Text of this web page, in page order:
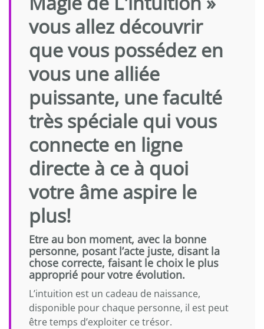
vous allez découvrir
que vous possédez en
vous une alliée
puissante, une faculté
très spéciale qui vous
connecte en ligne
directe à ce à quoi
votre âme aspire le
plus!
Etre au bon moment, avec la bonne
personne, posant l’acte juste, disant la
chose correcte, faisant le choix le plus
approprié pour votre évolution.
L’intuition est un cadeau de naissance,
disponible pour chaque personne, il est peut
être temps d’exploiter ce trésor.